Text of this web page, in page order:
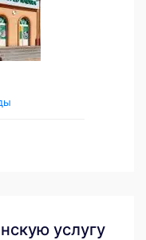
услугу